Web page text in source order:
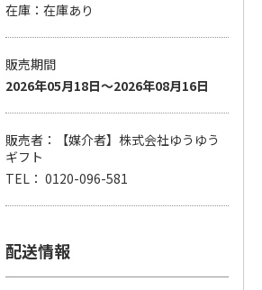
在庫：在庫あり
販売期間
2026年05月18日～2026年08月16日
販売者：【媒介者】株式会社ゆうゆう
ギフト
TEL： 0120-096-581
配送情報